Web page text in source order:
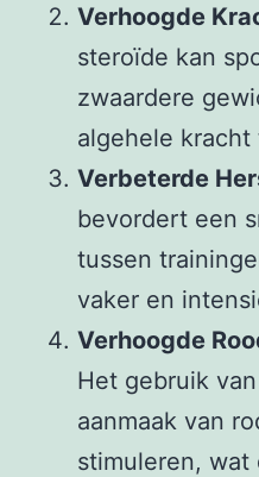
Verhoogde
steroïde kan
zwaardere
algehele
Verbeterde
bevordert een
tussen
vaker en
Verhoogde
Het gebruik
aanmaak van
stimuleren, wat